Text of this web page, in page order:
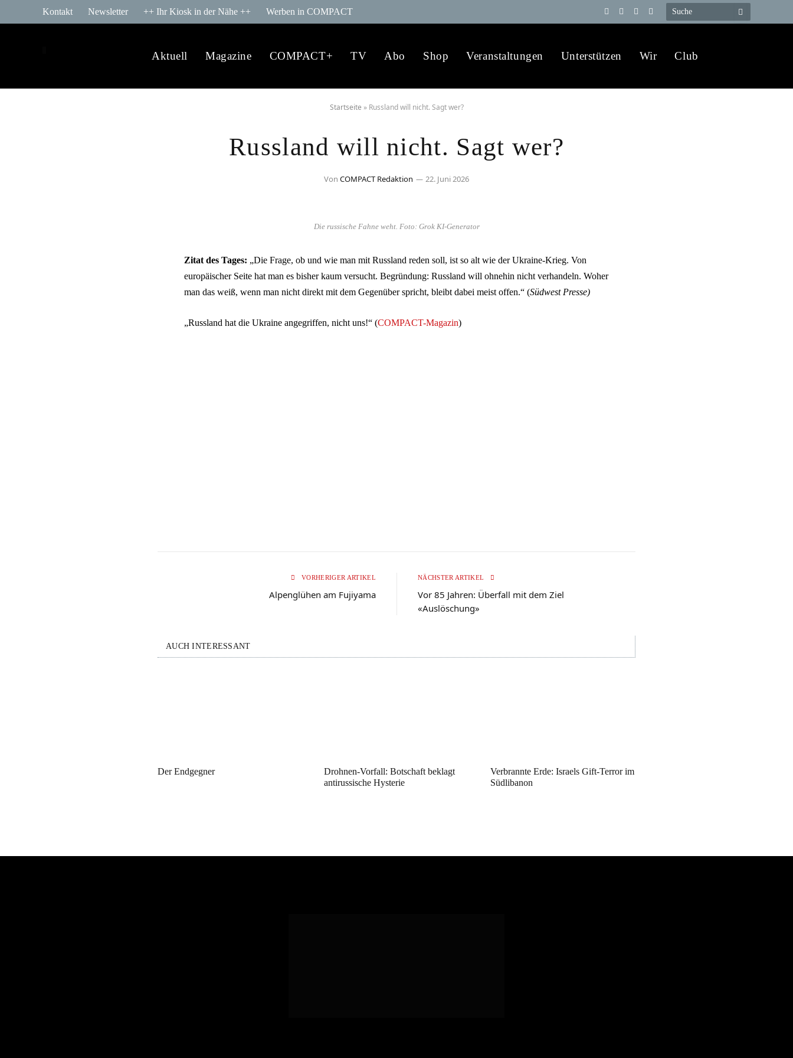
Kontakt Newsletter ++ Ihr Kiosk in der Nähe ++ Werben in COMPACT
Telegram
YouTube
X
WhatsApp
Aktuell Magazine COMPACT+ TV Abo Shop Veranstaltungen Unterstützen Wir Club
Startseite » Russland will nicht. Sagt wer?
Russland will nicht. Sagt wer?
Von COMPACT Redaktion 22. Juni 2026
Die russische Fahne weht. Foto: Grok KI-Generator
Zitat des Tages: „Die Frage, ob und wie man mit Russland reden soll, ist so alt wie der Ukraine-Krieg. Von
europäischer Seite hat man es bisher kaum versucht. Begründung: Russland will ohnehin nicht verhandeln. Woher
man das weiß, wenn man nicht direkt mit dem Gegenüber spricht, bleibt dabei meist offen.“ (Südwest Presse)
„Russland hat die Ukraine angegriffen, nicht uns!“ (COMPACT-Magazin)
VORHERIGER ARTIKEL
Alpenglühen am Fujiyama
NÄCHSTER ARTIKEL
Vor 85 Jahren: Überfall mit dem Ziel
«Auslöschung»
AUCH INTERESSANT
Der Endgegner
Drohnen-Vorfall: Botschaft beklagt
antirussische Hysterie
Verbrannte Erde: Israels Gift-Terror im
Südlibanon